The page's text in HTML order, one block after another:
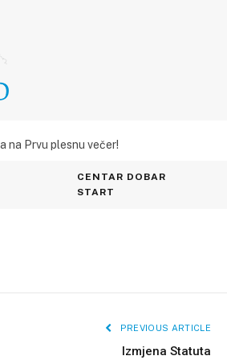
na Prvu plesnu večer!
CENTAR DOBAR
START
PREVIOUS ARTICLE
Izmjena Statuta